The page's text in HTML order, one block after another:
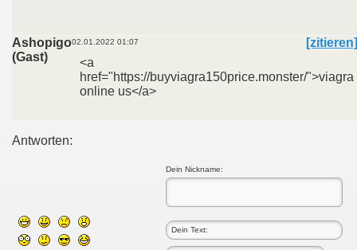
Ashopigo
(Gast)
02.01.2022 01:07
[zitieren]
<a
href="https://buyviagra150price.monster/">viagra
online us</a>
Antworten:
Dein Nickname: